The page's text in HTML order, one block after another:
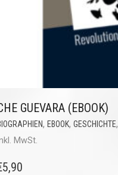
GUEVARA (EBOOK)
, EBOOK, GESCHICHTE,
MwSt.
5,90